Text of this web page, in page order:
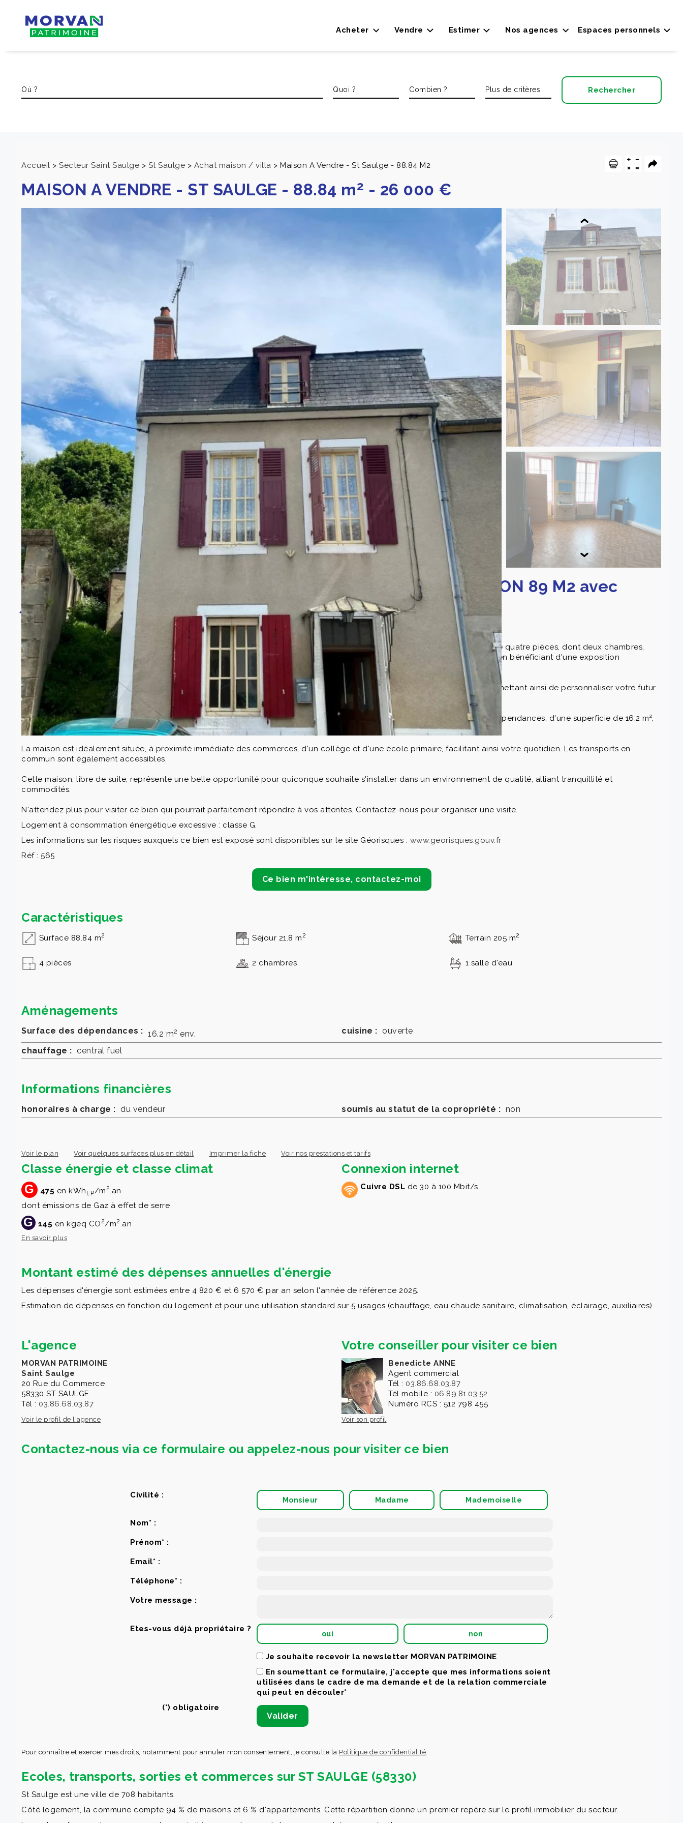
Espaces personnels
Acheter Vendre Estimer Nos agences
Accueil > Secteur Saint Saulge > St Saulge > Achat maison / villa > Maison A Vendre - St Saulge - 88.84 M2
MAISON A VENDRE - ST SAULGE - 88.84 m2 - 26 000 €
COEUR NIVERNAIS - VILLAGE TOUTES COMMODITES - MAISON 89 M2 avec
jardin 205 m2
À vendre - Maison 2 chambres - 88,84 m² - Saint Saulge
Découvrez cette charmante maison située à Saint Saulge, offrant une surface habitable de 88,84 m². Ce bien se compose de quatre pièces, dont deux chambres,
idéal pour un couple ou une petite famille. Le séjour lumineux de 21,8 m² vous invite à profiter de moments conviviaux, tout en bénéficiant d'une exposition
traversante nord-sud qui assure une belle luminosité tout au long de la journée.
L'intérieur de la maison nécessite quelques travaux de rafraîchissement, notamment le changement des huisseries, vous permettant ainsi de personnaliser votre futur
chez-vous selon vos goûts. La cuisine ouverte sur salle à manger est fonctionnelle.
À l'extérieur, vous profiterez d'un jardin de 205 m², offrant un espace agréable pour profiter des journées ensoleillées. Les dépendances, d'une superficie de 16,2 m²,
apportent un potentiel supplémentaire pour du rangement ou un projet d'aménagement.
La maison est idéalement située, à proximité immédiate des commerces, d'un collège et d'une école primaire, facilitant ainsi votre quotidien. Les transports en
commun sont également accessibles.
Cette maison, libre de suite, représente une belle opportunité pour quiconque souhaite s'installer dans un environnement de qualité, alliant tranquillité et
commodités.
N'attendez plus pour visiter ce bien qui pourrait parfaitement répondre à vos attentes. Contactez-nous pour organiser une visite.
Logement à consommation énergétique excessive : classe G.
Les informations sur les risques auxquels ce bien est exposé sont disponibles sur le site Géorisques : www.georisques.gouv.fr
Réf : 565
Ce bien m'intéresse, contactez-moi
Caractéristiques
Surface 88.84 m2 Séjour 21.8 m2 Terrain 205 m2
4 pièces 2 chambres 1 salle d'eau
Aménagements
Surface des dépendances : 16.2 m2 env. cuisine : ouverte
chauffage : central fuel
Informations financières
honoraires à charge : du vendeur soumis au statut de la copropriété : non
Voir le plan Voir quelques surfaces plus en détail Imprimer la fiche Voir nos prestations et tarifs
Classe énergie et classe climat
G 475 en kWh EP/m2.an
dont émissions de Gaz à effet de serre
G 145 en kgeq CO2/m2.an
En savoir plus
Connexion internet
Cuivre DSL de 30 à 100 Mbit/s
Montant estimé des dépenses annuelles d'énergie
Les dépenses d'énergie sont estimées entre 4 820 € et 6 570 € par an selon l'année de référence 2025.
Estimation de dépenses en fonction du logement et pour une utilisation standard sur 5 usages (chauffage, eau chaude sanitaire, climatisation, éclairage, auxiliaires).
L'agence
MORVAN PATRIMOINE
Saint Saulge
20 Rue du Commerce
58330 ST SAULGE
Tél : 03.86.68.03.87
Voir le profil de l'agence
Votre conseiller pour visiter ce bien
Benedicte ANNE
Agent commercial
Tél : 03.86.68.03.87
Tél mobile : 06.89.81.03.52
Numéro RCS : 512 798 455
Voir son profil
Contactez-nous via ce formulaire ou appelez-nous pour visiter ce bien
Civilité :
Monsieur Madame Mademoiselle
Nom* :
Prénom* :
Email* :
Téléphone* :
Votre message :
Etes-vous déjà propriétaire ?
oui non
Je souhaite recevoir la newsletter MORVAN PATRIMOINE
En soumettant ce formulaire, j'accepte que mes informations soient
utilisées dans le cadre de ma demande et de la relation commerciale
qui peut en découler*
(*) obligatoire
Pour connaître et exercer mes droits, notamment pour annuler mon consentement, je consulte la Politique de confidentialité.
Ecoles, transports, sorties et commerces sur ST SAULGE (58330)
St Saulge est une ville de 708 habitants.
Côté logement, la commune compte 94 % de maisons et 6 % d'appartements. Cette répartition donne un premier repère sur le profil immobilier du secteur.